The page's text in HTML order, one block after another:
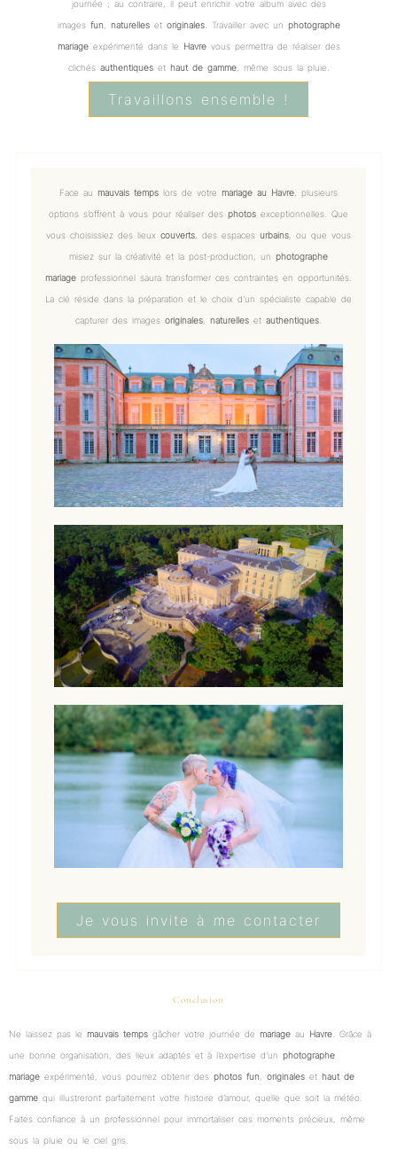
journée ; au contraire, il peut enrichir votre album avec des
images fun, naturelleset originales. Travailler avec un photographe
mariageexpérimenté dans le Havrevous permettra de réaliser des
clichés authentiqueset haut de gamme, même sous la pluie.
Travaillons ensemble !
Face au mauvais temps lors de votre mariage au Havre, plusieurs
options s’offrent à vous pour réaliser des photos exceptionnelles. Que
vous choisissiez des lieux couverts, des espaces urbains, ou que vous
misiez sur la créativité et la post-production, un photographe
mariage professionnel saura transformer ces contraintes en opportunités.
La clé réside dans la préparation et le choix d’un spécialiste capable de
capturer des images originales, naturelles et authentiques.
Je vous invite à me contacter
Conclusion
Ne laissez pas le mauvais temps gâcher votre journée de mariage au Havre . Grâce à
une bonne organisation, des lieux adaptés et à l’expertise d’un photographe
mariage expérimenté, vous pourrez obtenir des photos fun originales et haut de
gamme qui illustreront parfaitement votre histoire d’amour, quelle que soit la météo.
Faites confiance à un professionnel pour immortaliser ces moments précieux, même
sous la pluie ou le ciel gris.